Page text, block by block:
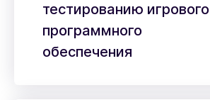
тестированию игрового
программного
обеспечения